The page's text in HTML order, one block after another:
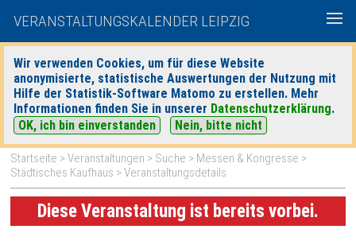
VERANSTALTUNGSKALENDER LEIPZIG
Wir verwenden Cookies, um für diese Website
anonymisierte, statistische Auswertungen der Nutzung mit
Hilfe der Statistik-Software Matomo zu erstellen. Mehr
Informationen finden Sie in unserer Datenschutzerklärung.
OK, ich bin einverstanden
Nein, bitte nicht
heute|morgen| Detaillierte Suche
Startseite >Veranstaltungen > Suche > Messen & Kongresse >
Städtisches Kaufhaus > Veranstaltungsdetails
Diese Veranstaltung ist bereits vorbei.